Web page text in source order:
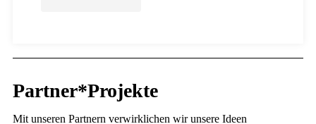
Partner*Projekte
Mit unseren Partnern verwirklichen wir unsere Ideen